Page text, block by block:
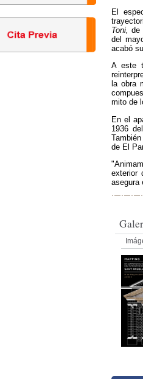
El
Toni, de
del
acabó
A este
la obra
mito de
En el
1936
de El
exterior
asegura